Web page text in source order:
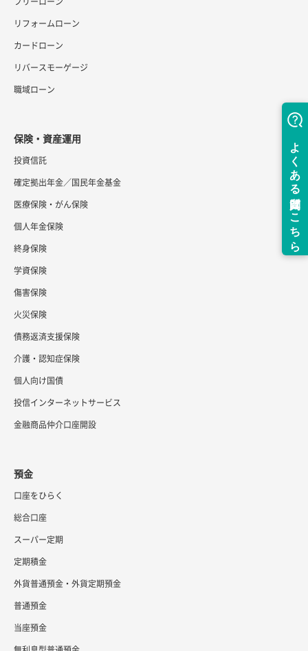
リフォームローン
カードローン
リバースモーゲージ
職域ローン
保険・資産運用
投資信託
確定拠出年金／国民年金基金
医療保険・がん保険
個人年金保険
終身保険
学資保険
傷害保険
火災保険
債務返済支援保険
介護・認知症保険
個人向け国債
投信インターネットサービス
金融商品仲介口座開設
預金
口座をひらく
総合口座
スーパー定期
定期積金
外貨普通預金・外貨定期預金
普通預金
当座預金